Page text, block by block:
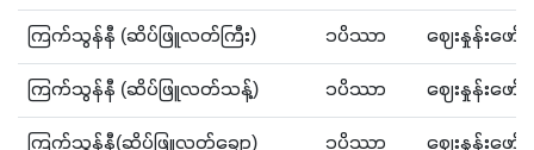
ကြက်သွန်နီ (ဆိပ်ဖြူလတ်ကြီး) ၁ပိဿာ ဈေးနှုန်းဖေ
ကြက်သွန်နီ (ဆိပ်ဖြူလတ်သန့်) ၁ပိဿာ ဈေးနှုန်းဖေ
ကြက်သွန်နီ(ဆိပ်ဖြူလတ်ချော) ၁ပိဿာ ဈေးနှုန်းဖေ